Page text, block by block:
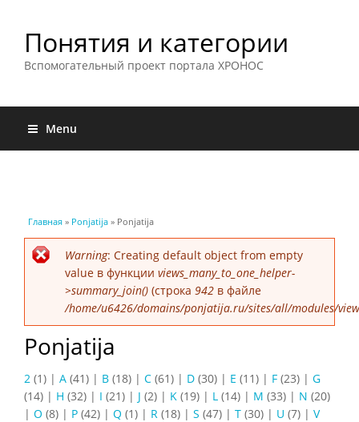
Понятия и категории
Вспомогательный проект портала ХРОНОС
Menu
Вы здесь
Главная » Ponjatija » Ponjatija
Сообщение об ошибке
Warning: Creating default object from empty
value в функции views_many_to_one_helper-
>summary_join() (строка 942 в файле
/home/u6426/domains/ponjatija.ru/sites/all/modules/
Ponjatija
2 (1) | A (41) | B (18) | C (61) | D (30) | E (11) | F (23) | G
(14) | H (32) | I (21) | J (2) | K (19) | L (14) | M (33) | N (20)
| O (8) | P (42) | Q (1) | R (18) | S (47) | T (30) | U (7) | V